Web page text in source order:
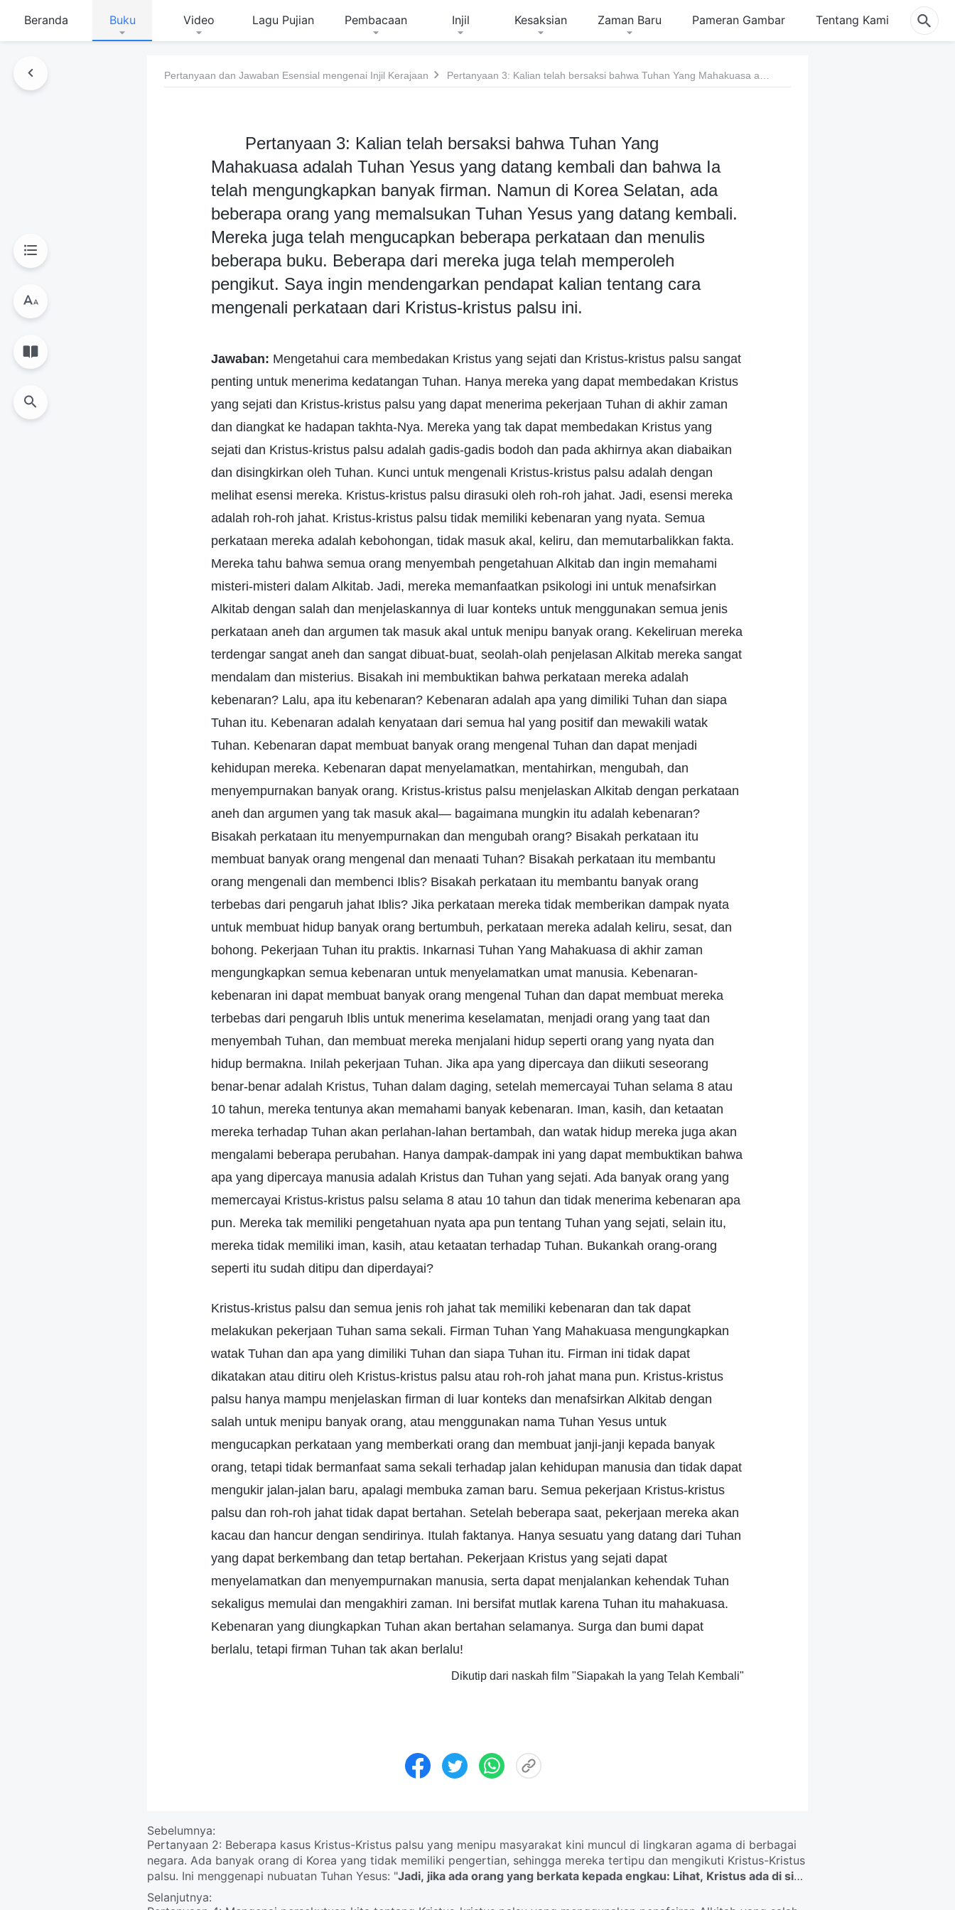
Beranda Buku Video Lagu Pujian Pembacaan Injil Kesaksian Zaman Baru Pameran Gambar Tentang Kami
Pertanyaan dan Jawaban Esensial mengenai Injil Kerajaan
Pertanyaan 3: Kalian telah bersaksi bahwa Tuhan Yang
Mahakuasa adalah Tuhan Yesus yang datang kembali dan bahwa Ia
telah mengungkapkan banyak firman. Namun di Korea Selatan, ada
beberapa orang yang memalsukan Tuhan Yesus yang datang kembali.
Mereka juga telah mengucapkan beberapa perkataan dan menulis
beberapa buku. Beberapa dari mereka juga telah memperoleh
pengikut. Saya ingin mendengarkan pendapat kalian tentang cara
mengenali perkataan dari Kristus-kristus palsu ini.
Jawaban: Mengetahui cara membedakan Kristus yang sejati dan Kristus-kristus palsu sangat
penting untuk menerima kedatangan Tuhan. Hanya mereka yang dapat membedakan Kristus
yang sejati dan Kristus-kristus palsu yang dapat menerima pekerjaan Tuhan di akhir zaman
dan diangkat ke hadapan takhta-Nya. Mereka yang tak dapat membedakan Kristus yang
sejati dan Kristus-kristus palsu adalah gadis-gadis bodoh dan pada akhirnya akan diabaikan
dan disingkirkan oleh Tuhan. Kunci untuk mengenali Kristus-kristus palsu adalah dengan
melihat esensi mereka. Kristus-kristus palsu dirasuki oleh roh-roh jahat. Jadi, esensi mereka
adalah roh-roh jahat. Kristus-kristus palsu tidak memiliki kebenaran yang nyata. Semua
perkataan mereka adalah kebohongan, tidak masuk akal, keliru, dan memutarbalikkan fakta.
Mereka tahu bahwa semua orang menyembah pengetahuan Alkitab dan ingin memahami
misteri-misteri dalam Alkitab. Jadi, mereka memanfaatkan psikologi ini untuk menafsirkan
Alkitab dengan salah dan menjelaskannya di luar konteks untuk menggunakan semua jenis
perkataan aneh dan argumen tak masuk akal untuk menipu banyak orang. Kekeliruan mereka
terdengar sangat aneh dan sangat dibuat-buat, seolah-olah penjelasan Alkitab mereka sangat
mendalam dan misterius. Bisakah ini membuktikan bahwa perkataan mereka adalah
kebenaran? Lalu, apa itu kebenaran? Kebenaran adalah apa yang dimiliki Tuhan dan siapa
Tuhan itu. Kebenaran adalah kenyataan dari semua hal yang positif dan mewakili watak
Tuhan. Kebenaran dapat membuat banyak orang mengenal Tuhan dan dapat menjadi
kehidupan mereka. Kebenaran dapat menyelamatkan, mentahirkan, mengubah, dan
menyempurnakan banyak orang. Kristus-kristus palsu menjelaskan Alkitab dengan perkataan
aneh dan argumen yang tak masuk akal— bagaimana mungkin itu adalah kebenaran?
Bisakah perkataan itu menyempurnakan dan mengubah orang? Bisakah perkataan itu
membuat banyak orang mengenal dan menaati Tuhan? Bisakah perkataan itu membantu
orang mengenali dan membenci Iblis? Bisakah perkataan itu membantu banyak orang
terbebas dari pengaruh jahat Iblis? Jika perkataan mereka tidak memberikan dampak nyata
untuk membuat hidup banyak orang bertumbuh, perkataan mereka adalah keliru, sesat, dan
bohong. Pekerjaan Tuhan itu praktis. Inkarnasi Tuhan Yang Mahakuasa di akhir zaman
mengungkapkan semua kebenaran untuk menyelamatkan umat manusia. Kebenaran-
kebenaran ini dapat membuat banyak orang mengenal Tuhan dan dapat membuat mereka
terbebas dari pengaruh Iblis untuk menerima keselamatan, menjadi orang yang taat dan
menyembah Tuhan, dan membuat mereka menjalani hidup seperti orang yang nyata dan
hidup bermakna. Inilah pekerjaan Tuhan. Jika apa yang dipercaya dan diikuti seseorang
benar-benar adalah Kristus, Tuhan dalam daging, setelah memercayai Tuhan selama 8 atau
10 tahun, mereka tentunya akan memahami banyak kebenaran. Iman, kasih, dan ketaatan
mereka terhadap Tuhan akan perlahan-lahan bertambah, dan watak hidup mereka juga akan
mengalami beberapa perubahan. Hanya dampak-dampak ini yang dapat membuktikan bahwa
apa yang dipercaya manusia adalah Kristus dan Tuhan yang sejati. Ada banyak orang yang
memercayai Kristus-kristus palsu selama 8 atau 10 tahun dan tidak menerima kebenaran apa
pun. Mereka tak memiliki pengetahuan nyata apa pun tentang Tuhan yang sejati, selain itu,
mereka tidak memiliki iman, kasih, atau ketaatan terhadap Tuhan. Bukankah orang-orang
seperti itu sudah ditipu dan diperdayai?
Kristus-kristus palsu dan semua jenis roh jahat tak memiliki kebenaran dan tak dapat
melakukan pekerjaan Tuhan sama sekali. Firman Tuhan Yang Mahakuasa mengungkapkan
watak Tuhan dan apa yang dimiliki Tuhan dan siapa Tuhan itu. Firman ini tidak dapat
dikatakan atau ditiru oleh Kristus-kristus palsu atau roh-roh jahat mana pun. Kristus-kristus
palsu hanya mampu menjelaskan firman di luar konteks dan menafsirkan Alkitab dengan
salah untuk menipu banyak orang, atau menggunakan nama Tuhan Yesus untuk
mengucapkan perkataan yang memberkati orang dan membuat janji-janji kepada banyak
orang, tetapi tidak bermanfaat sama sekali terhadap jalan kehidupan manusia dan tidak dapat
mengukir jalan-jalan baru, apalagi membuka zaman baru. Semua pekerjaan Kristus-kristus
palsu dan roh-roh jahat tidak dapat bertahan. Setelah beberapa saat, pekerjaan mereka akan
kacau dan hancur dengan sendirinya. Itulah faktanya. Hanya sesuatu yang datang dari Tuhan
yang dapat berkembang dan tetap bertahan. Pekerjaan Kristus yang sejati dapat
menyelamatkan dan menyempurnakan manusia, serta dapat menjalankan kehendak Tuhan
sekaligus memulai dan mengakhiri zaman. Ini bersifat mutlak karena Tuhan itu mahakuasa.
Kebenaran yang diungkapkan Tuhan akan bertahan selamanya. Surga dan bumi dapat
berlalu, tetapi firman Tuhan tak akan berlalu!
Dikutip dari naskah film "Siapakah Ia yang Telah Kembali"
Sebelumnya:
Pertanyaan 2: Beberapa kasus Kristus-Kristus palsu yang menipu masyarakat kini muncul di lingkaran agama di berbagai
negara. Ada banyak orang di Korea yang tidak memiliki pengertian, sehingga mereka tertipu dan mengikuti Kristus-Kristus
palsu. Ini menggenapi nubuatan Tuhan Yesus: "Jadi, jika ada orang yang berkata kepada engkau: Lihat, Kristus ada di sini,
atau Kristus ada di sana; jangan engkau percaya. Karena akan bangkit Kristus-Kristus palsu dan nabi-nabi palsu, dan
mereka akan membuat tanda-tanda dan mukjizat yang dahsyat; jadi, jika mungkin, mereka akan menyesatkan orang-
Selanjutnya: